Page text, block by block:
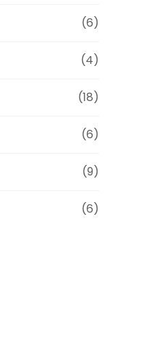
(6)
(4)
(18)
(6)
(9)
(6)